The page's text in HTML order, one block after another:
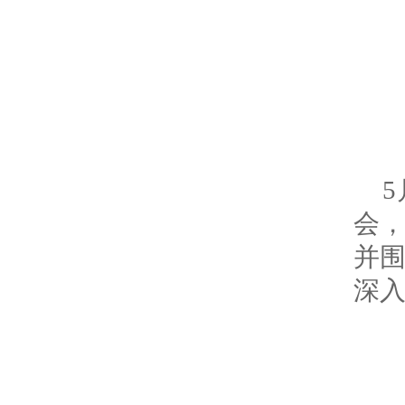
5
会
并
深